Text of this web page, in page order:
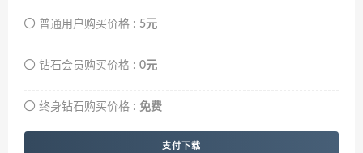
普通用户购买价格 : 5元
钻石会员购买价格 : 0元
终身钻石购买价格 : 免费
支付下载